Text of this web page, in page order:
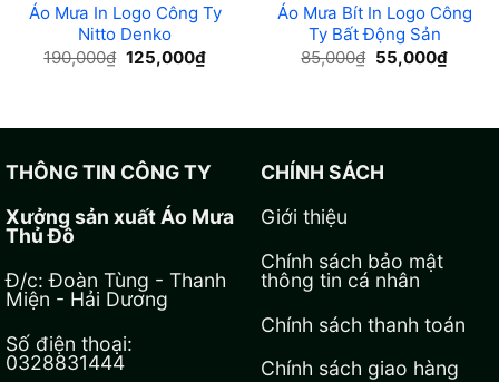
Áo Mưa In Logo Công Ty
Nitto Denko
190,000₫ Original
price
125,000₫Current
price
Áo Mưa Bít In Logo Công
Ty Bất Động Sản
85,000₫ Original
price
55,000₫
price
THÔNG TIN CÔNG TY
Xưởng sản xuất Áo Mưa
Thủ Đô
Đ/c: Đoàn Tùng - Thanh
Miện - Hải Dương
Số điện thoại:
0328831444
CHÍNH SÁCH
Giới thiệu
Chính sách bảo mật
thông tin cá nhân
Chính sách thanh toán
Chính sách giao hàng